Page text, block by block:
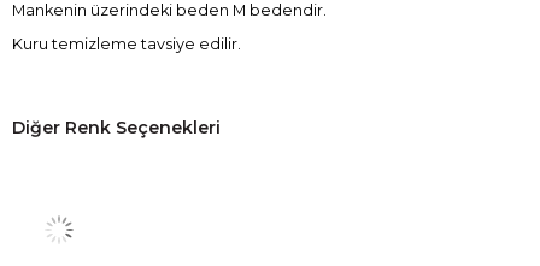
Mankenin üzerindeki beden M bedendir.
Kuru temizleme tavsiye edilir.
Diğer Renk Seçenekleri